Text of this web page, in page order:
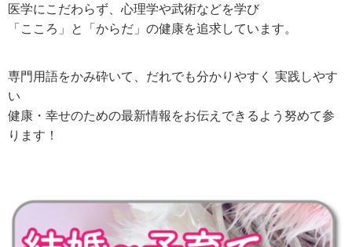
医学にこだわらず、心理学や武術などを学び
「こころ」と「からだ」の健康を追求しています。
専門用語をかみ砕いて、だれでも分かりやすく 実践しやす
い
健康・幸せのための最新情報をお伝えできるよう努めて参
ります！